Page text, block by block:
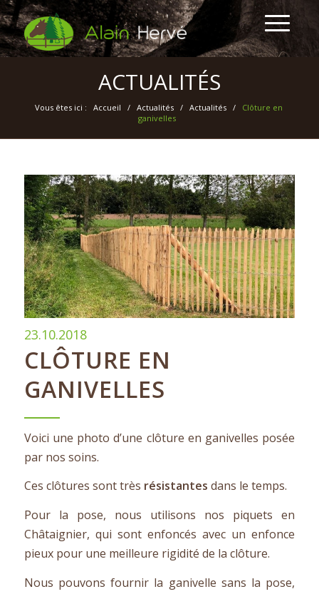
ACTUALITÉS
Vous êtes ici : Accueil / Actualités / Actualités /
Clôture en
ganivelles
23.10.2018
CLÔTURE EN
GANIVELLES
Voici une photo d’une clôture en ganivelles posée
par nos soins.
Ces clôtures sont très résistantes dans le temps.
Pour la pose, nous utilisons nos piquets en
Châtaignier, qui sont enfoncés avec un enfonce
pieux pour une meilleure rigidité de la clôture.
Nous pouvons fournir la ganivelle sans la pose,